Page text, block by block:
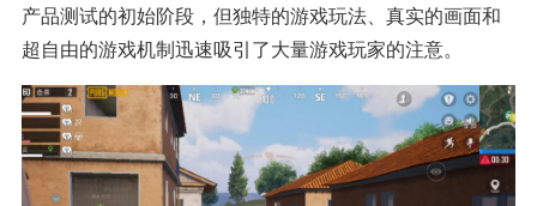
产品测试的初始阶段，但独特的游戏玩法、真实的画面和
超自由的游戏机制迅速吸引了大量游戏玩家的注意。